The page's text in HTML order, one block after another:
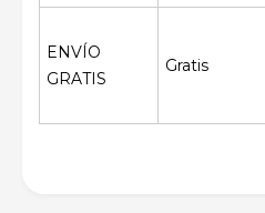
ENVÍO
GRATIS
Gratis